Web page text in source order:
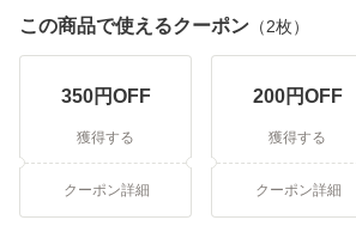
この商品で使えるクーポン （2枚）
350円OFF
獲得する
クーポン詳細
200円OFF
獲得する
クーポン詳細